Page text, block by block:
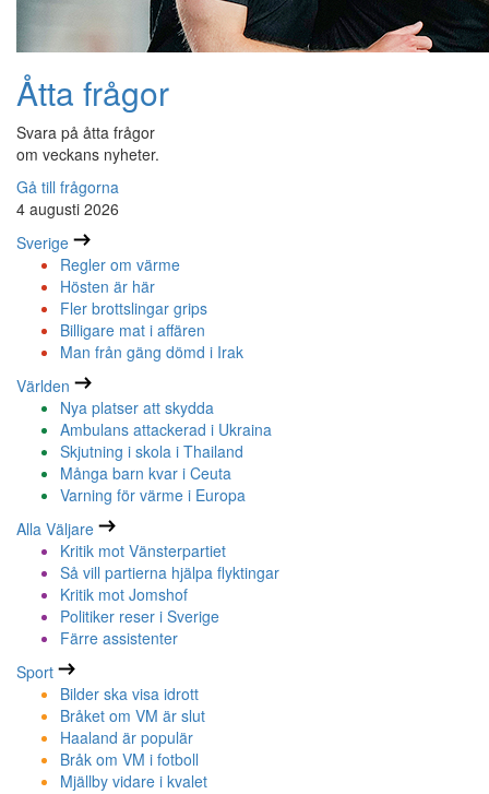
Åtta frågor
Svara på åtta frågor
om veckans nyheter.
Gå till frågorna
4 augusti 2026
Sverige
Regler om värme
Hösten är här
Fler brottslingar grips
Billigare mat i affären
Man från gäng dömd i Irak
Världen
Nya platser att skydda
Ambulans attackerad i Ukraina
Skjutning i skola i Thailand
Många barn kvar i Ceuta
Varning för värme i Europa
Alla Väljare
Kritik mot Vänsterpartiet
Så vill partierna hjälpa flyktingar
Kritik mot Jomshof
Politiker reser i Sverige
Färre assistenter
Sport
Bilder ska visa idrott
Bråket om VM är slut
Haaland är populär
Bråk om VM i fotboll
Mjällby vidare i kvalet